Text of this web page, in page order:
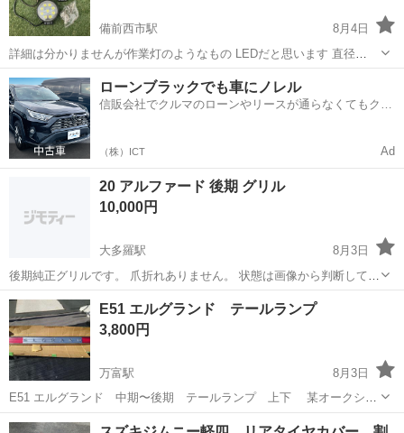
備前西市駅
8月4日
詳細は分かりませんが作業灯のようなもの LEDだと思います 直径
115mm 新品ですが、ひとつのステーが錆あります。 3つセット
岡山 岡山市 備前西市駅 外装、車外用品
ローンブラックでも車にノレル
信販会社でクルマのローンやリースが通らなくてもクル
（株）ICT Ad
20 アルファード 後期 グリル
10,000円
大多羅駅
8月3日
後期純正グリルです。 爪折れありません。 状態は画像から判断してく
ださい。 ANH20 ANH25 GGH20 GGH25
岡山 岡山市 大多羅駅 外装、車外用品 グリル
E51 エルグランド テールランプ
3,800円
万富駅
8月3日
E51 エルグランド 中期〜後期 テールランプ 上下 某オークショ
ンにて商品ランクの目立った傷や汚れなしとのことで購入したんです
岡山 赤磐市 万富駅 外装、車外用品 テール